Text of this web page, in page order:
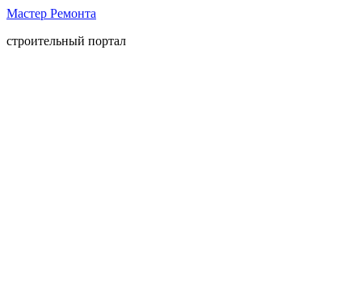
Мастер Ремонта
строительный портал